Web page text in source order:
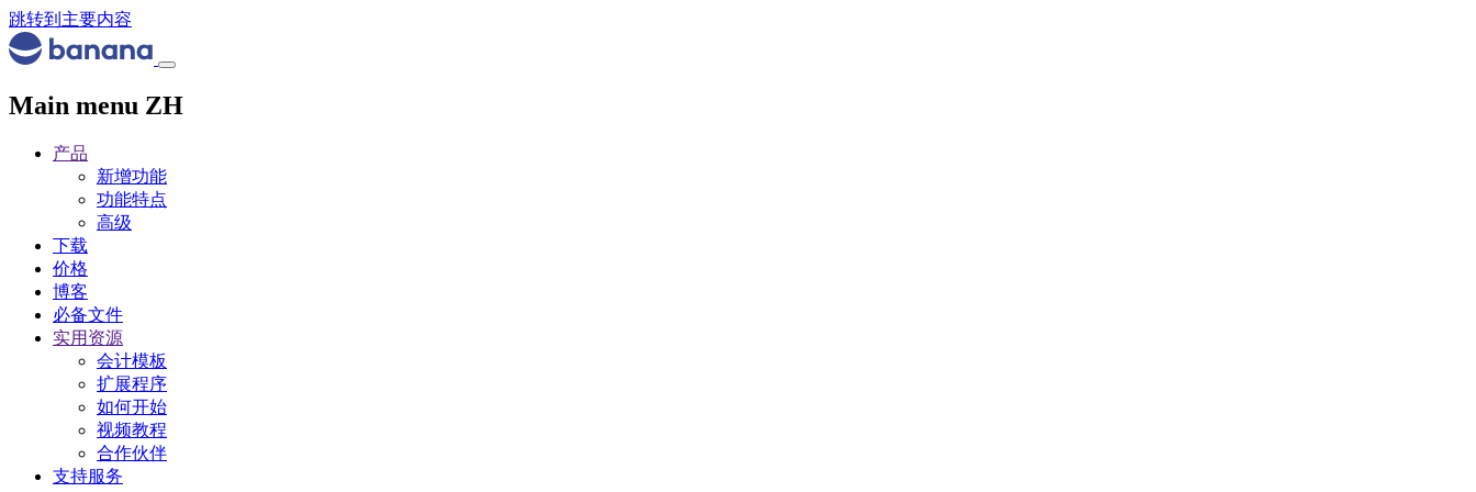
跳转到主要内容
Main menu ZH
产品
新增功能
功能特点
高级
下载
价格
博客
必备文件
实用资源
会计模板
扩展程序
如何开始
视频教程
合作伙伴
支持服务